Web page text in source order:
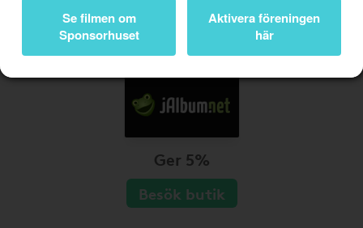
Bli medlem
Logga in
Se filmen om
Sponsorhuset
Aktivera föreningen
här
Ger 5%
Besök butik